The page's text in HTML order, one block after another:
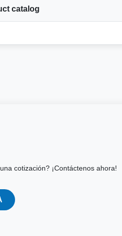
catalog
cotización? ¡Contáctenos ahora!